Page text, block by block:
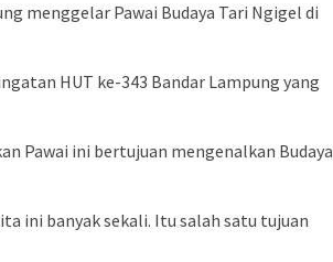
menggelar Pawai Budaya Tari Ngigel di
HUT ke-343 Bandar Lampung yang
Pawai ini bertujuan mengenalkan Budaya
ini banyak sekali. Itu salah satu tujuan